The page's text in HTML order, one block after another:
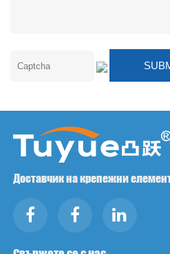
Доставчик на крепежни